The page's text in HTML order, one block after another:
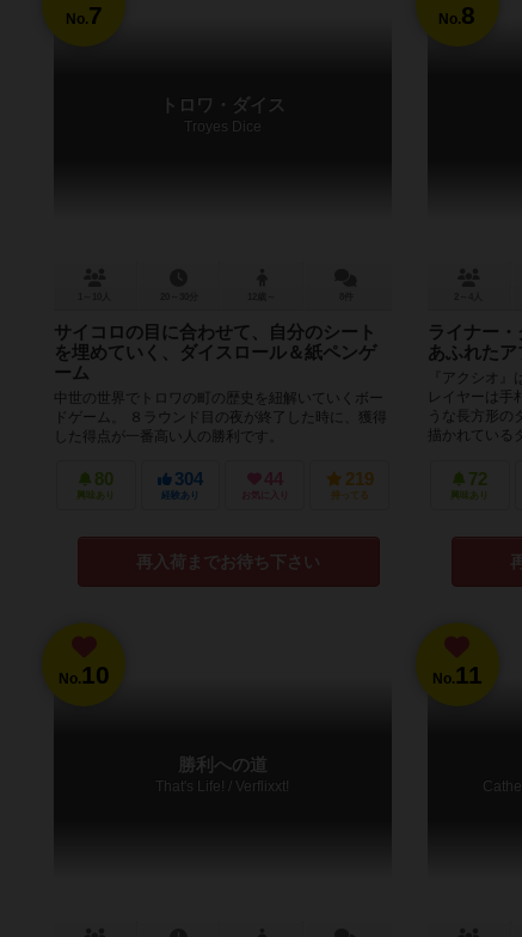
No.7
トロワ・ダイス
Troyes Dice
サイコロの目に合わせて、自分のシート
を埋めていく、ダイスロール＆紙ペンゲ
ーム
中世の世界でトロワの町の歴史を紐解いていくボー
ドゲーム。 ８ラウンド目の夜が終了した時に、獲得
した得点が一番高い人の勝利です。
80
興味あり
304
経験あり
44
お気に入り
219
持ってる
再入荷までお待ち下さい
No.8
ライナー
あふれた
『アクシオ
レイヤーは手
うな長方形の
描かれている
72
興味あり
No. 10
勝利への道
That's Life! / Verflixxt!
No. 11